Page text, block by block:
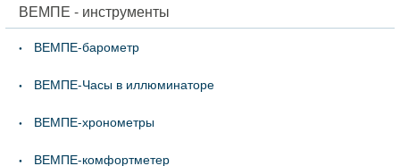
ВЕМПЕ - инструменты
ВЕМПЕ-барометр
ВЕМПЕ-Часы в иллюминаторе
ВЕМПЕ-хронометры
ВЕМПЕ-комфортметер